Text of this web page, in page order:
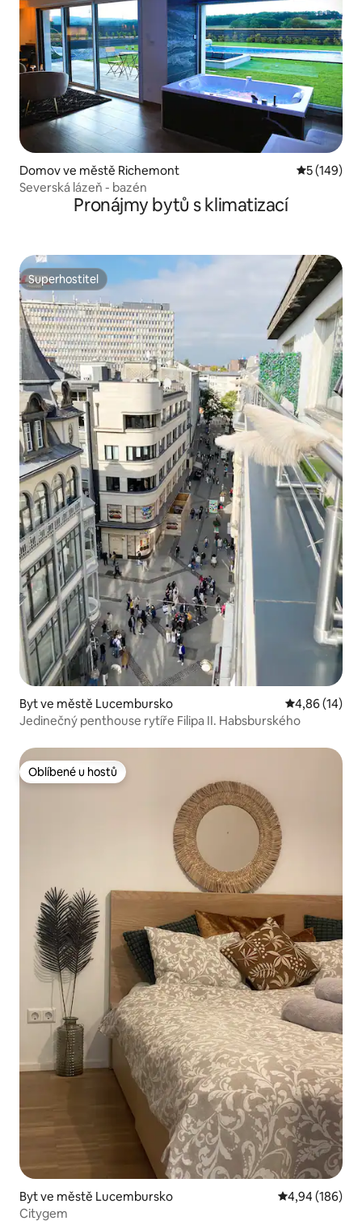
Domov ve městě Richemont Průměrné
5 (149)
Severská lázeň - bazén
Pronájmy bytů s klimatizací
Superhostitel
Superhostitel
Byt ve městě Lucembursko Průměrné
4,86 (14)
Jedinečný penthouse rytíře Filipa II. Habsburského
Oblíbené u hostů
Oblíbené u hostů
Byt ve městě Lucembursko Průměrné
4,94 (186)
Citygem